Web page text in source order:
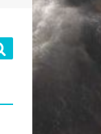
Rechercher